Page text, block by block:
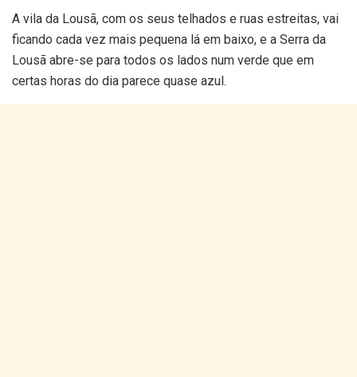
A vila da Lousã, com os seus telhados e ruas estreitas, vai
ficando cada vez mais pequena lá em baixo, e a Serra da
Lousã abre-se para todos os lados num verde que em
certas horas do dia parece quase azul.